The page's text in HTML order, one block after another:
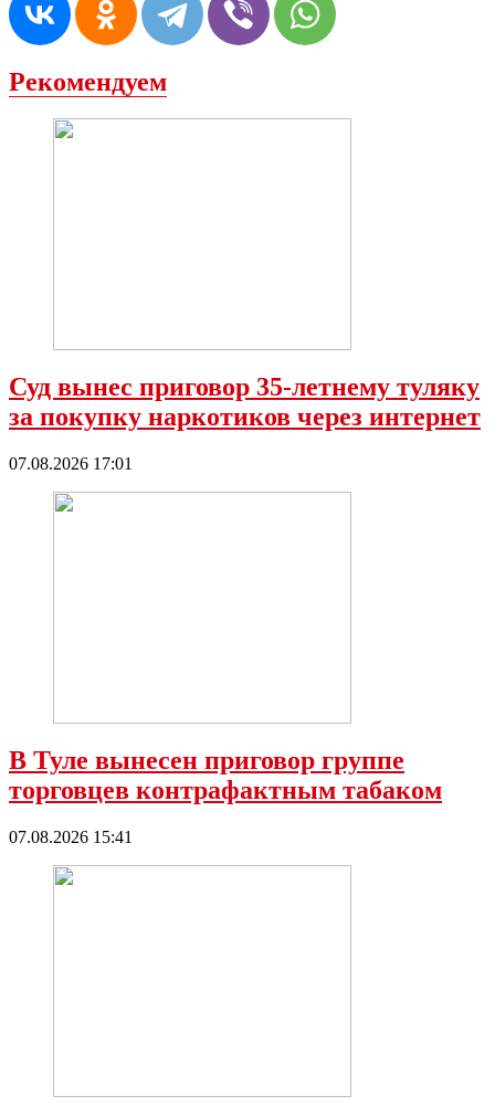
Рекомендуем
Суд вынес приговор 35-летнему туляку
за покупку наркотиков через интернет
07.08.2026 17:01
В Туле вынесен приговор группе
торговцев контрафактным табаком
07.08.2026 15:41